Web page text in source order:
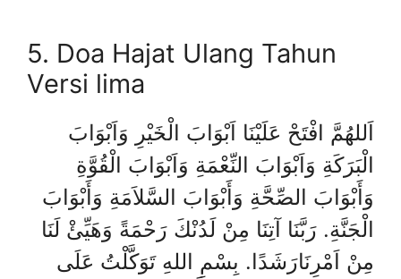
5. Doa Hajat Ulang Tahun
Versi lima
اَللهُمَّ افْتَحْ عَلَيْنَا اَبْوَابَ الْخَيْرِ وَاَبْوَابَ
الْبَرَكَةِ وَاَبْوَابَ النِّعْمَةِ وَاَبْوَابَ الْقُوَّةِ
وَأَبْوَابَ الصِّحَّةِ وَأَبْوَابَ السَّلاَمَةِ وَأَبْوَابَ
الْجَنَّةِ. رَبَّنَا آتِنَا مِنْ لَدُنْكَ رَحْمَةً وَهَيِّئْ لَنَا
مِنْ اَمْرِنَارَشَدًا. بِسْمِ اللهِ تَوَكَّلْتُ عَلَى